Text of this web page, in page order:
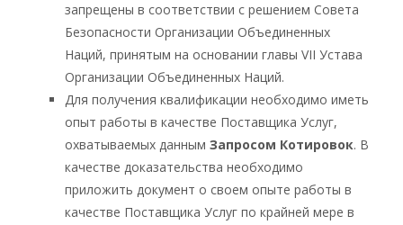
запрещены в соответствии с решением Совета
Безопасности Организации Объединенных
Наций, принятым на основании главы VII Устава
Организации Объединенных Наций.
Для получения квалификации необходимо иметь
опыт работы в качестве Поставщика Услуг,
охватываемых данным Запросом Котировок. В
качестве доказательства необходимо
приложить документ о своем опыте работы в
качестве Поставщика Услуг по крайней мере в